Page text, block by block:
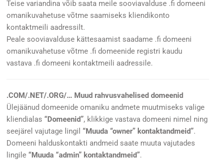
Teise variandina võib saata meile sooviavalduse .fi domeeni
omanikuvahetuse võtme saamiseks kliendikonto
kontaktmeili aadressilt.
Peale sooviavalduse kättesaamist saadame .fi domeeni
omanikuvahetuse võtme .fi domeenide registri kaudu
vastava .fi domeeni kontaktmeili aadressile.
.COM/.NET/.ORG/… Muud rahvusvahelised domeenid
Ülejäänud domeenide omaniku andmete muutmiseks valige
kliendialas“Domeenid”, klikkige vastava domeeni nimel ning
seejärel vajutage lingil“Muuda “owner” kontaktandmeid”.
Domeeni halduskontakti andmeid saate muuta vajutades
lingile“Muuda “admin” kontaktandmeid”.